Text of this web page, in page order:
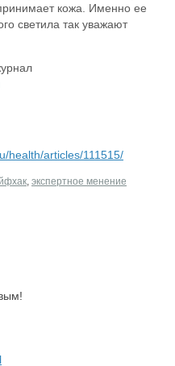
кожа. Именно ее
светила так уважают
health/articles/111515/
, экспертное менение